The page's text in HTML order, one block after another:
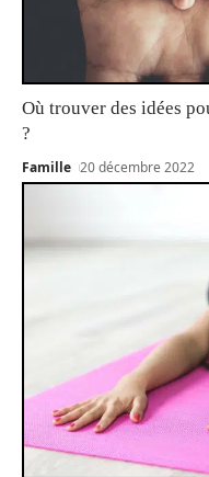
Où trouver des idées
?
Famille 20 décembre 2022